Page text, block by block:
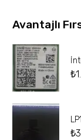
Avantajlı
₺
₺